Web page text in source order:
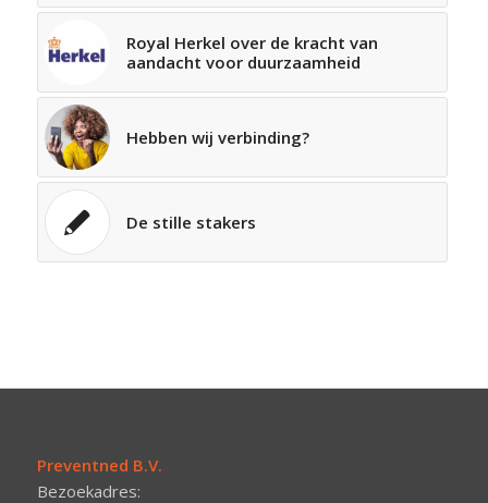
Royal Herkel over de kracht van
aandacht voor duurzaamheid
Hebben wij verbinding?
De stille stakers
Preventned B.V.
Bezoekadres: